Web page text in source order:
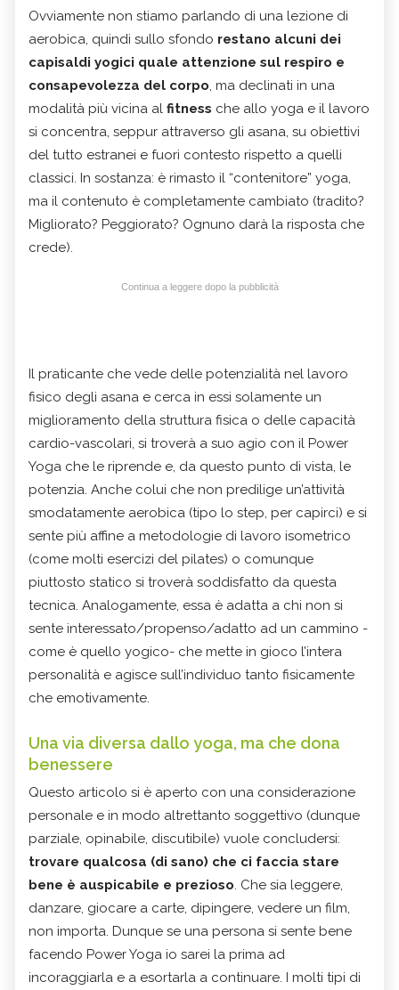
Ovviamente non stiamo parlando di una lezione di
aerobica, quindi sullo sfondo restano alcuni dei
capisaldi yogici quale attenzione sul respiro e
consapevolezza del corpo, ma declinati in una
modalità più vicina al fitness che allo yoga e il lavoro
si concentra, seppur attraverso gli asana, su obiettivi
del tutto estranei e fuori contesto rispetto a quelli
classici. In sostanza: è rimasto il “contenitore” yoga,
ma il contenuto è completamente cambiato (tradito?
Migliorato? Peggiorato? Ognuno darà la risposta che
crede).
Continua a leggere dopo la pubblicità
Il praticante che vede delle potenzialità nel lavoro
fisico degli asana e cerca in essi solamente un
miglioramento della struttura fisica o delle capacità
cardio-vascolari, si troverà a suo agio con il Power
Yoga che le riprende e, da questo punto di vista, le
potenzia. Anche colui che non predilige un’attività
smodatamente aerobica (tipo lo step, per capirci) e si
sente più affine a metodologie di lavoro isometrico
(come molti esercizi del pilates) o comunque
piuttosto statico si troverà soddisfatto da questa
tecnica. Analogamente, essa è adatta a chi non si
sente interessato/propenso/adatto ad un cammino -
come è quello yogico- che mette in gioco l’intera
personalità e agisce sull’individuo tanto fisicamente
che emotivamente.
Una via diversa dallo yoga, ma che dona
benessere
Questo articolo si è aperto con una considerazione
personale e in modo altrettanto soggettivo (dunque
parziale, opinabile, discutibile) vuole concludersi:
trovare qualcosa (di sano) che ci faccia stare
bene è auspicabile e prezioso. Che sia leggere,
danzare, giocare a carte, dipingere, vedere un film,
non importa. Dunque se una persona si sente bene
facendo Power Yoga io sarei la prima ad
incoraggiarla e a esortarla a continuare. I molti tipi di